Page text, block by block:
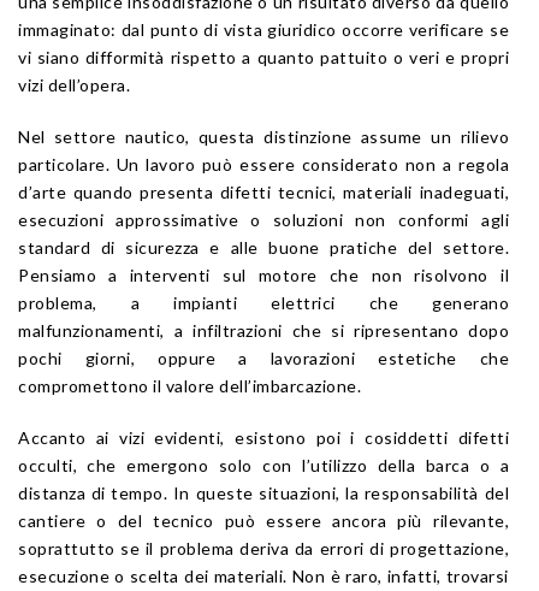
immaginato: dal punto di vista giuridico occorre verificare se
vi siano difformità rispetto a quanto pattuito o veri e propri
vizi dell’opera.
Nel settore nautico, questa distinzione assume un rilievo
particolare. Un lavoro può essere considerato non a regola
d’arte quando presenta difetti tecnici, materiali inadeguati,
esecuzioni approssimative o soluzioni non conformi agli
standard di sicurezza e alle buone pratiche del settore.
Pensiamo a interventi sul motore che non risolvono il
problema, a impianti elettrici che generano
malfunzionamenti, a infiltrazioni che si ripresentano dopo
pochi giorni, oppure a lavorazioni estetiche che
compromettono il valore dell’imbarcazione.
Accanto ai vizi evidenti, esistono poi i cosiddetti difetti
occulti, che emergono solo con l’utilizzo della barca o a
distanza di tempo. In queste situazioni, la responsabilità del
cantiere o del tecnico può essere ancora più rilevante,
soprattutto se il problema deriva da errori di progettazione,
esecuzione o scelta dei materiali. Non è raro, infatti, trovarsi